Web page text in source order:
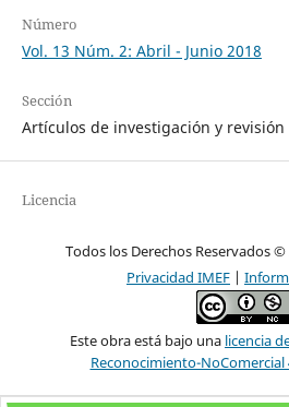
Número
Vol. 13 Núm. 2: Abril - Junio 2018
Sección
Artículos de investigación y revisión
Licencia
Todos los Derechos Reservados ©
Privacidad IMEF |
Este obra está bajo una licencia
Reconocimiento-